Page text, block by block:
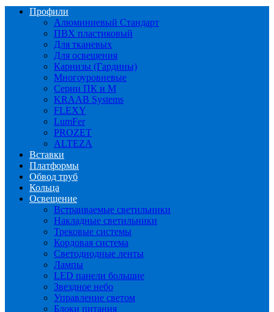
Профили
Алюминиевый Стандарт
ПВХ пластиковый
Для тканевых
Для освещения
Карнизы (Гардины)
Многоуровневые
Серии ПК и М
KRAAB Systems
FLEXY
LumFer
PROZET
ALTEZA
Вставки
Платформы
Обвод труб
Кольца
Освещение
Встраиваемые светильники
Накладные светильники
Трековые системы
Кордовая система
Светодиодные ленты
Лампы
LED панели большие
Звездное небо
Управление светом
Блоки питания